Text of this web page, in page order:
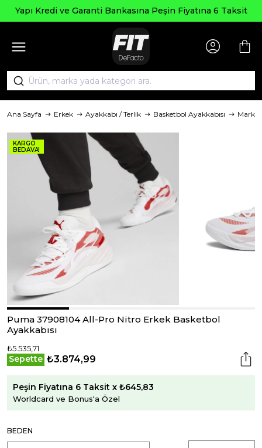
Yapı Kredi ve Garanti Bankasına Peşin Fiyatına 6 Taksit
Ana Sayfa Erkek Ayakkabı / Terlik Basketbol Ayakkabısı Marka
KARGO
BEDAVA!
Puma 37908104 All-Pro Nitro Erkek Basketbol
Ayakkabısı
₺5.535,71
Sepette ₺3.874,99
Peşin Fiyatına 6 Taksit x ₺645,83
Worldcard ve Bonus'a Özel
BEDEN